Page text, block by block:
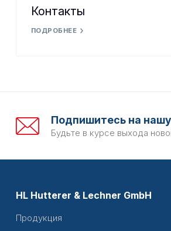
Контакты
ПОДРОБНЕЕ
Подпишитесь на
Будьте в курсе выхода
HL Hutterer & Lechner GmbH
Продукция